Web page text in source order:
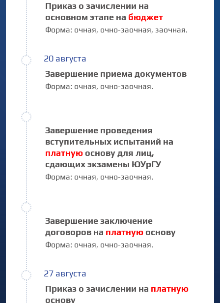
Приказ о зачислении на
основном этапе на бюджет
Форма: очная, очно-заочная, заочная.
20 августа
Завершение приема документов
Форма: очная, очно-заочная.
Завершение проведения
вступительных испытаний на
платную основу для лиц,
сдающих экзамены ЮУрГУ
Форма: очная, очно-заочная.
Завершение заключение
договоров на платную основу
Форма: очная, очно-заочная.
27 августа
Приказ о зачислении на платную
основу